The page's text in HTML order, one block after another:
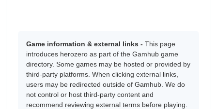
Game information & external links - This page
introduces herozero as part of the Gamhub game
directory. Some games may be hosted or provided by
third-party platforms. When clicking external links,
users may be redirected outside of Gamhub. We do
not control or host third-party content and
recommend reviewing external terms before playing.